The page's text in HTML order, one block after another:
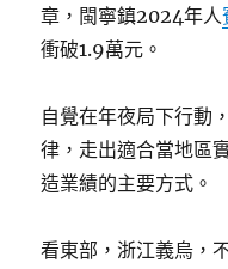
章，閩寧鎮2024年人
衝破1.9萬元。
自覺在年夜局下行動
律，走出適合當地區
造業績的主要方式。
看東部，浙江義烏，